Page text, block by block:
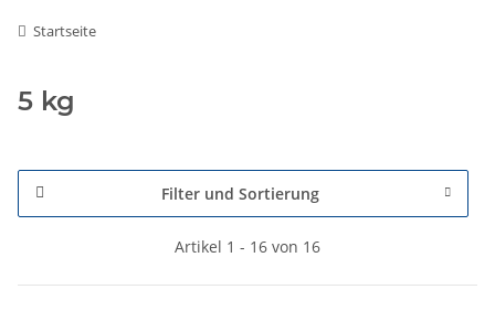
Startseite
5 kg
Filter und Sortierung
Artikel 1 - 16 von 16